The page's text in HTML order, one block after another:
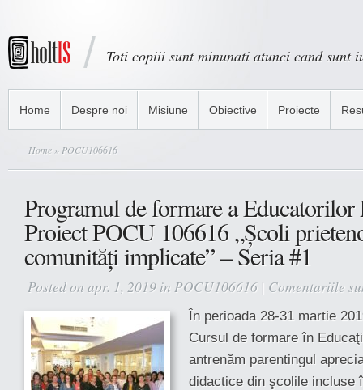
Toti copiii sunt minunati atunci cand sunt
Home Despre noi Misiune Obiective Proiecte
Home » POCU106616
Programul de formare a Educatorilor
Proiect POCU 106616 „Şcoli
comunităţi implicate” – Seria #1
Posted on apr. 1, 2019 in POCU106616 | Comentariile
În perioada 28-31 martie
Cursul de formare în
antrenăm parentingul
didactice din şcolile incluse